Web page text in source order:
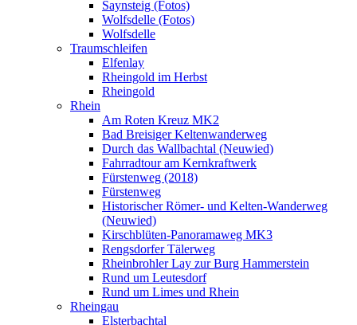
Saynsteig (Fotos)
Wolfsdelle (Fotos)
Wolfsdelle
Traumschleifen
Elfenlay
Rheingold im Herbst
Rheingold
Rhein
Am Roten Kreuz MK2
Bad Breisiger Keltenwanderweg
Durch das Wallbachtal (Neuwied)
Fahrradtour am Kernkraftwerk
Fürstenweg (2018)
Fürstenweg
Historischer Römer- und Kelten-Wanderweg
(Neuwied)
Kirschblüten-Panoramaweg MK3
Rengsdorfer Tälerweg
Rheinbrohler Lay zur Burg Hammerstein
Rund um Leutesdorf
Rund um Limes und Rhein
Rheingau
Elsterbachtal